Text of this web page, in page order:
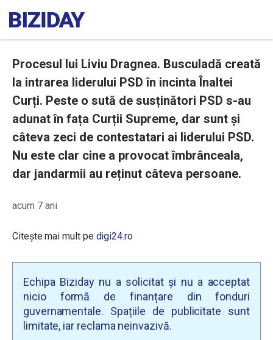
Procesul lui Liviu Dragnea. Busculadă creată
la intrarea liderului PSD în incinta Înaltei
Curți. Peste o sută de susținători PSD s-au
adunat în fața Curții Supreme, dar sunt și
câteva zeci de contestatari ai liderului PSD.
Nu este clar cine a provocat îmbrânceala,
dar jandarmii au reținut câteva persoane.
acum 7 ani
Citește mai mult pe digi24.ro
Echipa Biziday nu a solicitat și nu a acceptat
nicio formă de finanțare din fonduri
guvernamentale. Spațiile de publicitate sunt
limitate, iar reclama neinvazivă.